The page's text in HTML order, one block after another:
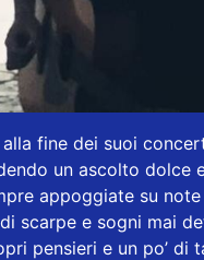
alla fine dei suoi
un ascolto dolce
appoggiate su
scarpe e sogni mai
pensieri e un po’ di